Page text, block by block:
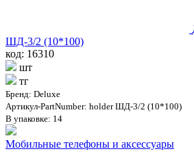
ШД-3/2 (10*100)
код: 16310
шт
тг
Бренд: Deluxe
Артикул-PartNumber: holder ШД-3/2 (10*100)
В упаковке: 14
Мобильные телефоны и аксессуары